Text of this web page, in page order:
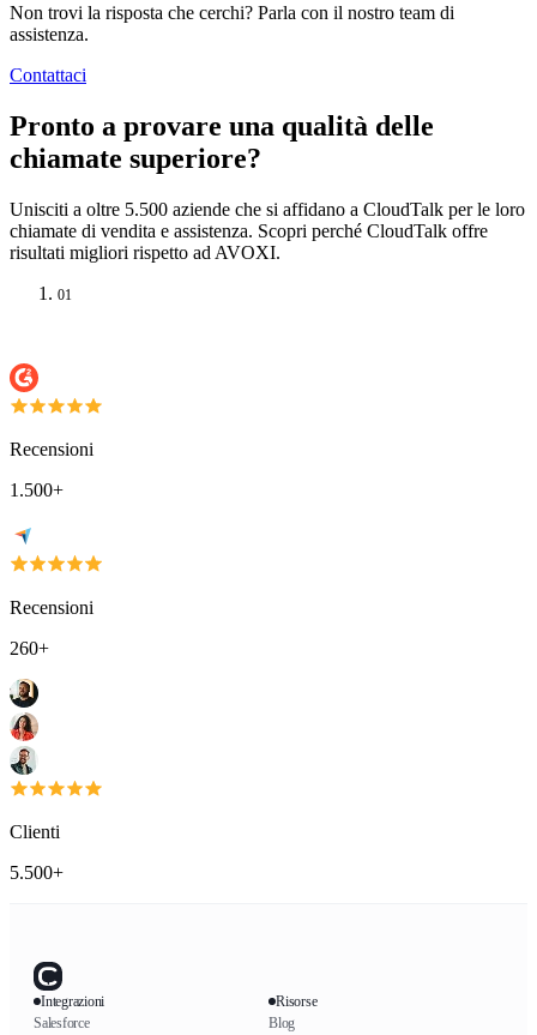
Non trovi la risposta che cerchi? Parla con il nostro team di
assistenza.
Contattaci
Pronto a provare una qualità delle
chiamate superiore?
Unisciti a oltre 5.500 aziende che si affidano a CloudTalk per le loro
chiamate di vendita e assistenza. Scopri perché CloudTalk offre
risultati migliori rispetto ad AVOXI.
01
Recensioni
1.500+
Recensioni
260+
Clienti
5.500+
Integrazioni
Salesforce
Risorse
Blog